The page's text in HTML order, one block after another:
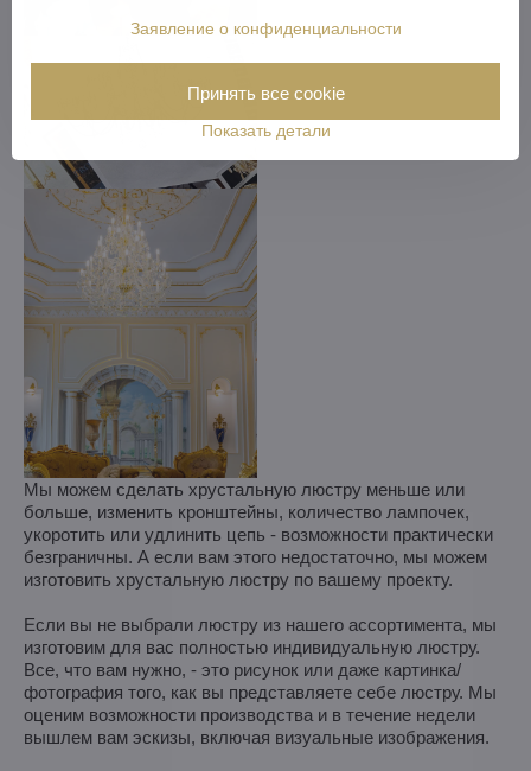
Мы можем сделать хрустальную люстру меньше или
больше, изменить кронштейны, количество лампочек,
укоротить или удлинить цепь - возможности практически
безграничны. А если вам этого недостаточно, мы можем
изготовить хрустальную люстру по вашему проекту.
Если вы не выбрали люстру из нашего ассортимента, мы
изготовим для вас полностью индивидуальную люстру.
Все, что вам нужно, - это рисунок или даже картинка/
фотография того, как вы представляете себе люстру. Мы
оценим возможности производства и в течение недели
вышлем вам эскизы, включая визуальные изображения.
Заявление о конфиденциальности
Показать детали
Принять все cookie